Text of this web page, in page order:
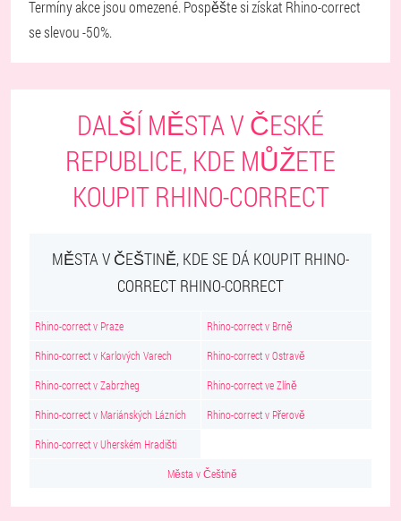
Termíny akce jsou omezené. Pospěšte si získat Rhino-correct
se slevou -50%.
DALŠÍ MĚSTA V ČESKÉ
REPUBLICE, KDE MŮŽETE
KOUPIT RHINO-CORRECT
MĚSTA V ČEŠTINĚ, KDE SE DÁ KOUPIT RHINO-
CORRECT RHINO-CORRECT
Rhino-correct v Praze Rhino-correct v Brně
Rhino-correct v Karlových Varech Rhino-correct v Ostravě
Rhino-correct v Zabrzheg Rhino-correct ve Zlíně
Rhino-correct v Mariánských Lázních Rhino-correct v Přerově
Rhino-correct v Uherském Hradišti
Města v Češtině